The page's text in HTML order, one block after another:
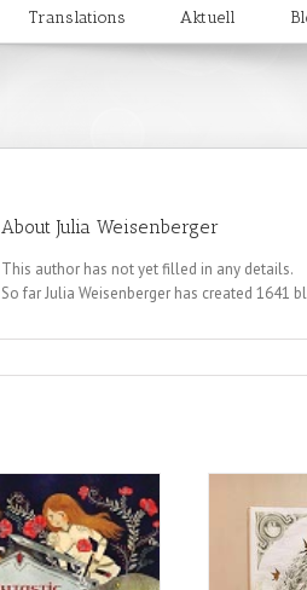
Translations Aktuell
AboutJulia Weisenberger
This author has not yet filled in any details.
So far Julia Weisenberger has created 1641